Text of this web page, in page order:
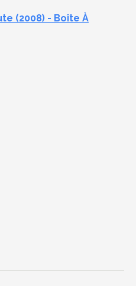
(2008) - Boîte À